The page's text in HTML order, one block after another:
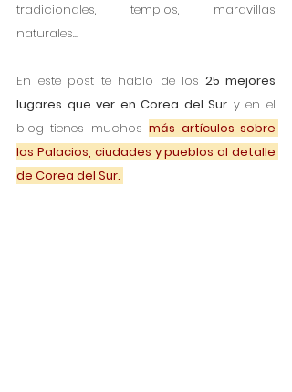
tradicionales, templos, maravillas
naturales…
En este post te hablo de los 25 mejores
lugares que ver en Corea del Sur y en el
blog tienes muchos más artículos sobre
los Palacios, ciudades y pueblos al detalle
de Corea del Sur.